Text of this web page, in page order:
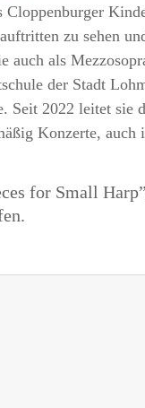
zu sehen
auch als
der Stadt
2022 leitet sie
Konzerte, auch
for Small